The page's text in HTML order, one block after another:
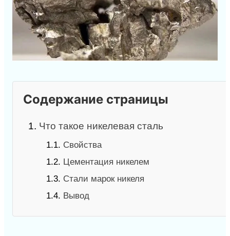
Содержание страницы
1. Что такое никелевая сталь
1.1. Свойства
1.2. Цементация никелем
1.3. Стали марок никеля
1.4. Вывод